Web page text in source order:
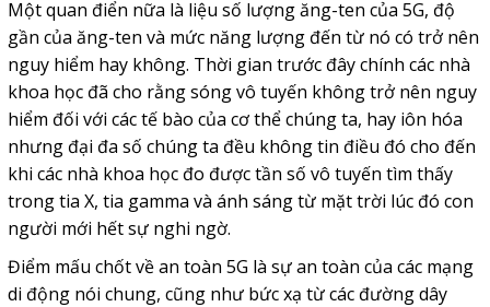
Một quan điển nữa là liệu số lượng ăng-ten của 5G, độ
gần của ăng-ten và mức năng lượng đến từ nó có trở nên
nguy hiểm hay không. Thời gian trước đây chính các nhà
khoa học đã cho rằng sóng vô tuyến không trở nên nguy
hiểm đối với các tế bào của cơ thể chúng ta, hay iôn hóa
nhưng đại đa số chúng ta đều không tin điều đó cho đến
khi các nhà khoa học đo được tần số vô tuyến tìm thấy
trong tia X, tia gamma và ánh sáng từ mặt trời lúc đó con
người mới hết sự nghi ngờ.
Điểm mấu chốt về an toàn 5G là sự an toàn của các mạng
di động nói chung, cũng như bức xạ từ các đường dây